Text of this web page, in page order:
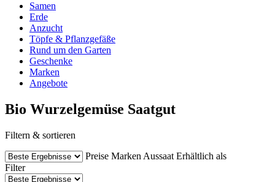
Samen
Erde
Anzucht
Töpfe & Pflanzgefäße
Rund um den Garten
Geschenke
Marken
Angebote
Bio Wurzelgemüse Saatgut
Filtern & sortieren
Preise Marken Aussaat Erhältlich als
Filter